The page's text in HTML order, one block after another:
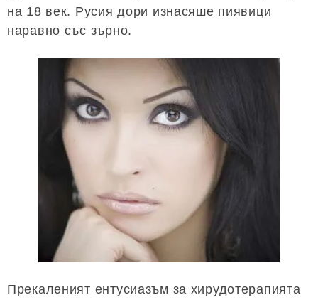
на 18 век. Русия дори изнасяше пиявици
наравно със зърно.
Прекаленият ентусиазъм за хирудотерапията